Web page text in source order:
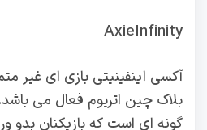
AxieInfinity
آکسی اینفینیتی بازی ای غیر
بلاک چین اتریوم فعال می باشد.
گونه ای است که بازیکنان بدو